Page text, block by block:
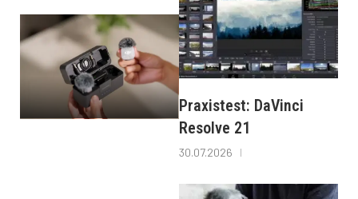
Praxistest: DaVinci
Resolve 21
30.07.2026